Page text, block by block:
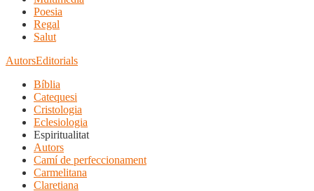
Poesia
Regal
Salut
AutorsEditorials
Bíblia
Catequesi
Cristologia
Eclesiologia
Espiritualitat
Autors
Camí de perfeccionament
Carmelitana
Claretiana